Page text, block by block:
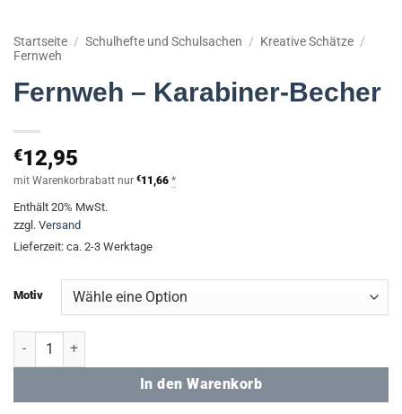
Startseite / Schulhefte und Schulsachen / Kreative Schätze /
Fernweh
Fernweh – Karabiner-Becher
€12,95
mit Warenkorbrabatt nur €11,66 *
Enthält 20% MwSt.
zzgl. Versand
Lieferzeit: ca. 2-3 Werktage
Motiv
Fernweh - Karabiner-Becher Menge
In den Warenkorb